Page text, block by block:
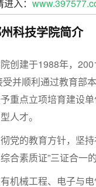
入：
科技学院简介
创建于1988年，
并顺利通过教育部
重点立项培育建设
人才。
党的教育方针，坚
合素质证”三证合一
机械工程、电子与